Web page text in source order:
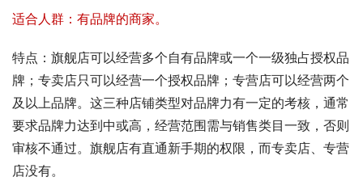
适合人群：有品牌的商家。
特点：旗舰店可以经营多个自有品牌或一个一级独占授权品
牌；专卖店只可以经营一个授权品牌；专营店可以经营两个
及以上品牌。这三种店铺类型对品牌力有一定的考核，通常
要求品牌力达到中或高，经营范围需与销售类目一致，否则
审核不通过。旗舰店有直通新手期的权限，而专卖店、专营
店没有。